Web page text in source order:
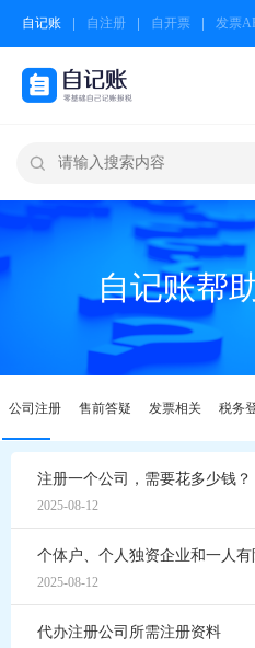
自记账 自注册 自开票 发票

自记账帮
公司注册 售前答疑 发票相关 税务
注册一个公司，需要花多少钱？
2025-08-12
个体户、个人独资企业和一人有
2025-08-12
代办注册公司所需注册资料